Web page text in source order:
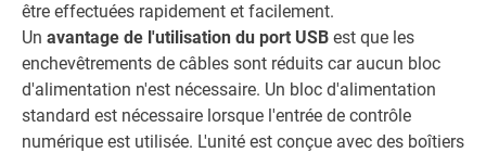
être effectuées rapidement et facilement.
Un avantage de l'utilisation du port USB est que les
enchevêtrements de câbles sont réduits car aucun bloc
d'alimentation n'est nécessaire. Un bloc d'alimentation
standard est nécessaire lorsque l'entrée de contrôle
numérique est utilisée. L'unité est conçue avec des boîtiers